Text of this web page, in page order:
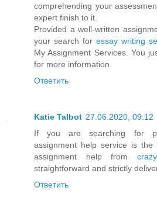
comprehending your
expert finish to it.
Provided a well-written
your search for essay writing
My Assignment Services. You
for more information.
Ответить
Katie Talbot 27.06.2020, 09:12
If you are searching for
assignment help service is
assignment help from
straightforward and strictly
Ответить